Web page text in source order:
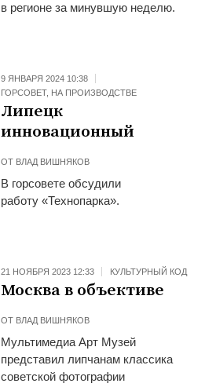
в регионе за минувшую неделю.
9 ЯНВАРЯ 2024 10:38
ГОРСОВЕТ, НА ПРОИЗВОДСТВЕ
Липецк
инновационный
ОТ ВЛАД ВИШНЯКОВ
В горсовете обсудили
работу «Технопарка».
21 НОЯБРЯ 2023 12:33 КУЛЬТУРНЫЙ КОД
Москва в объективе
ОТ ВЛАД ВИШНЯКОВ
Мультимедиа Арт Музей
представил липчанам классика
советской фотографии